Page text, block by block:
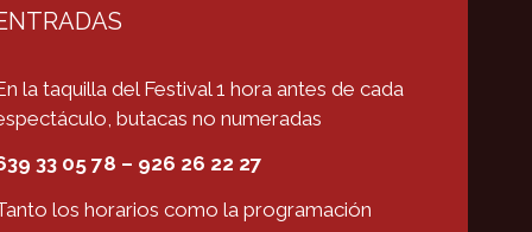
la taquilla del Festival 1 hora antes de cada
butacas no numeradas
33 05 78 – 926 26 22 27
los horarios como la programación